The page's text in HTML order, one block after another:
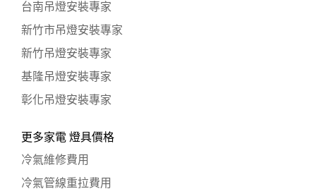
台南吊燈安裝專家
新竹市吊燈安裝專家
新竹吊燈安裝專家
基隆吊燈安裝專家
彰化吊燈安裝專家
更多家電 燈具價格
冷氣維修費用
冷氣管線重拉費用